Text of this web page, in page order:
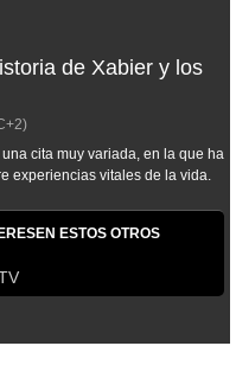
de Xabier y los
cita muy variada, en la que ha
experiencias vitales de la vida.
ESTOS OTROS